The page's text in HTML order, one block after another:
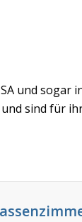
und sogar
sind für